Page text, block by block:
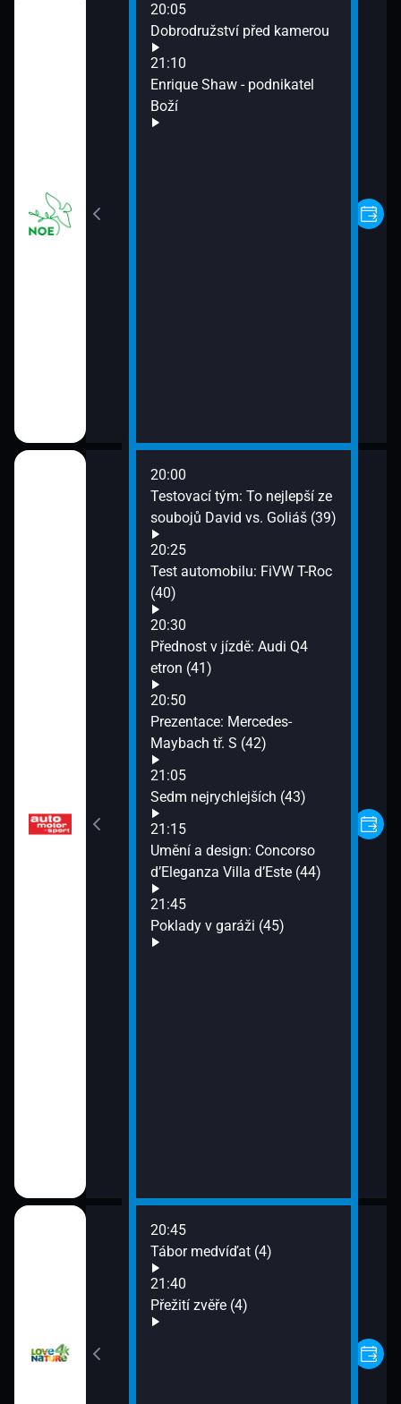
20:05
Dobrodružství před kamerou
21:10
Enrique Shaw - podnikatel
Boží
20:00
Testovací tým: To nejlepší ze
soubojů David vs. Goliáš (39)
20:25
Test automobilu: FiVW T-Roc
(40)
20:30
Přednost v jízdě: Audi Q4
etron (41)
20:50
Prezentace: Mercedes-
Maybach tř. S (42)
21:05
Sedm nejrychlejších (43)
21:15
Umění a design: Concorso
d’Eleganza Villa d’Este (44)
21:45
Poklady v garáži (45)
(3)
20:45
Tábor medvíďat (4)
21:40
Přežití zvěře (4)